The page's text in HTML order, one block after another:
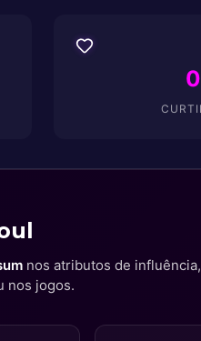
0
nos atributos de
nos jogos.